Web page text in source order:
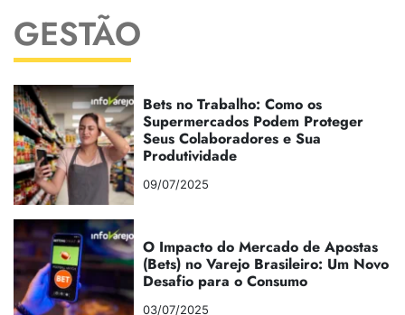
GESTÃO
Bets no Trabalho: Como os
Supermercados Podem Proteger
Seus Colaboradores e Sua
Produtividade
09/07/2025
O Impacto do Mercado de Apostas
(Bets) no Varejo Brasileiro: Um Novo
Desafio para o Consumo
03/07/2025